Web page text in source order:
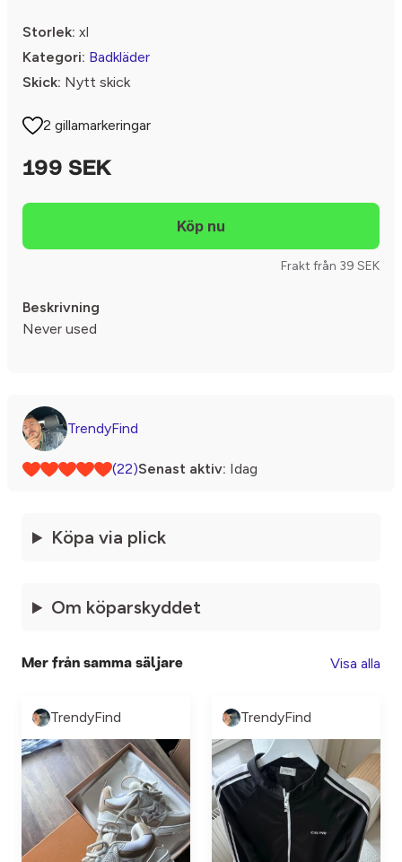
Storlek: xl
Kategori: Badkläder
Skick: Nytt skick
2 gillamarkeringar
199 SEK
Frakt från 39 SEK
Beskrivning
Never used
TrendyFind
(22)Senast aktiv: Idag
Köpa via plick
Om köparskyddet
Mer från samma säljare Visa alla
TrendyFind TrendyFind